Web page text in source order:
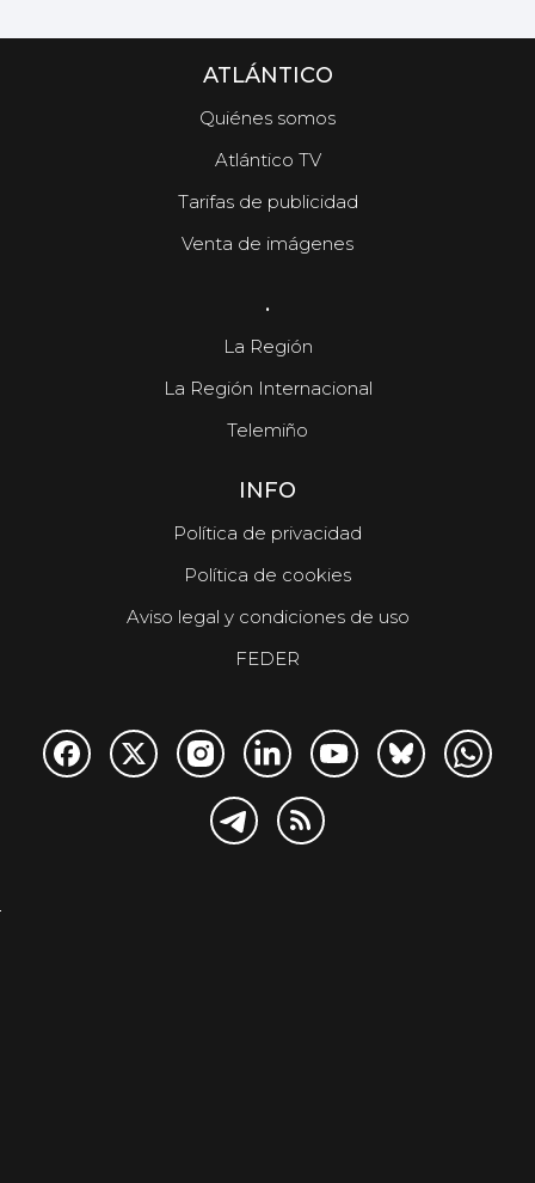
ATLÁNTICO
Quiénes somos
Atlántico TV
Tarifas de publicidad
Venta de imágenes
.
La Región
La Región Internacional
Telemiño
INFO
Política de privacidad
Política de cookies
Aviso legal y condiciones de uso
FEDER